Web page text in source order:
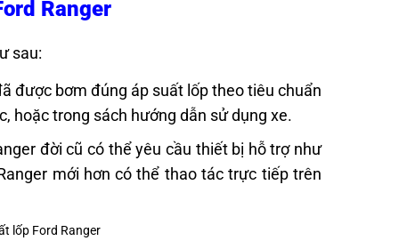
Ranger
sau:
được bơm đúng áp suất lốp theo tiêu chuẩn
hoặc trong sách hướng dẫn sử dụng xe.
đời cũ có thể yêu cầu thiết bị hỗ trợ như
mới hơn có thể thao tác trực tiếp trên